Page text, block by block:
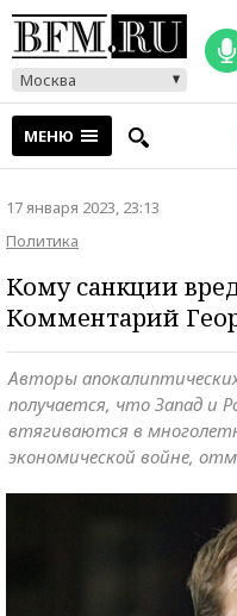
Москва
МЕНЮ
17 января 2023, 23:13
Политика
Кому санкции
Комментарий
Авторы
получается, что Запад и
втягиваются в
экономической войне,